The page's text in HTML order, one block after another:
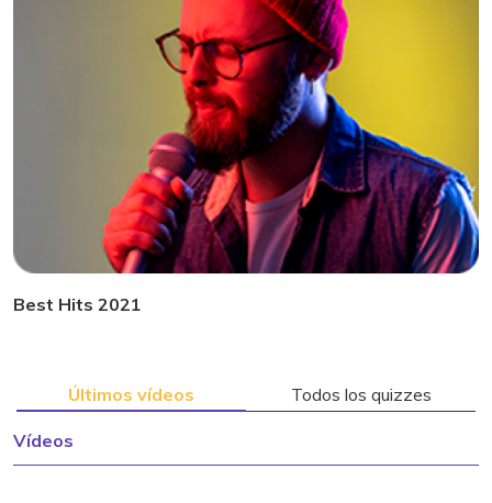
Best Hits 2021
Últimos vídeos Todos los quizzes
Vídeos